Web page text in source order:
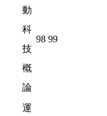
動
科
技
概
論
98 99
運